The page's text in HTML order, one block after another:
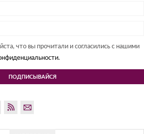
что вы прочитали и согласились с нашими